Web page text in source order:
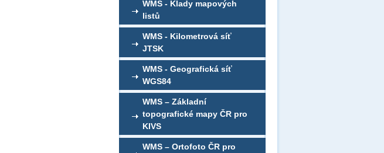
WMS - Klady mapových
listů
WMS - Kilometrová síť
JTSK
WMS - Geografická síť
WGS84
WMS – Základní
topografické mapy ČR pro
KIVS
WMS – Ortofoto ČR pro